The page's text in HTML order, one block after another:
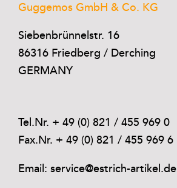
Guggemos GmbH & Co. KG
Siebenbrünnelstr. 16
86316 Friedberg / Derching
GERMANY
Tel.Nr. + 49 (0) 821 / 455 969 0
Fax.Nr. + 49 (0) 821 / 455 969 6
Email: service@estrich-artikel.de